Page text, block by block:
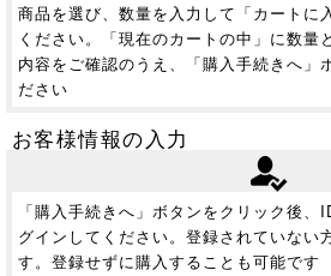
商品を選び、数量を入力して「カートに
ください。「現在のカートの中」に数量
内容をご確認のうえ、「購入手続きへ」
ださい
お客様情報の入力
「購入手続きへ」ボタンをクリック後、
グインしてください。登録されていない
す。登録せずに購入することも可能です